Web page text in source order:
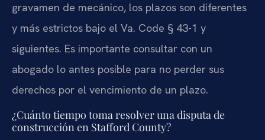
gravamen de mecánico, los plazos son diferentes
y más estrictos bajo el Va. Code § 43-1 y
siguientes. Es importante consultar con un
abogado lo antes posible para no perder sus
derechos por el vencimiento de un plazo.
¿Cuánto tiempo toma resolver una disputa de
construcción en Stafford County?